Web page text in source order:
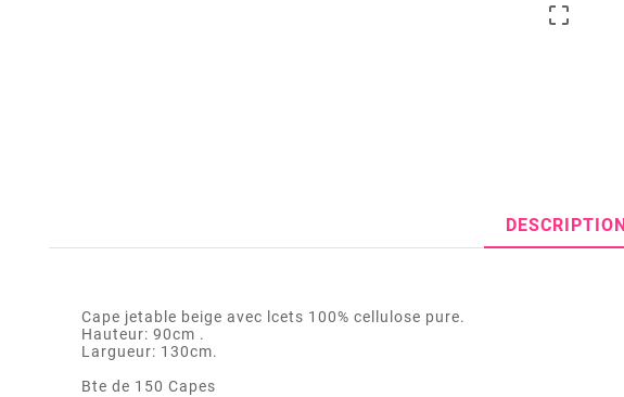

DESCRIPTION
Cape jetable beige avec lcets 100% cellulose pure.
Hauteur: 90cm .
Largueur: 130cm.
Bte de 150 Capes